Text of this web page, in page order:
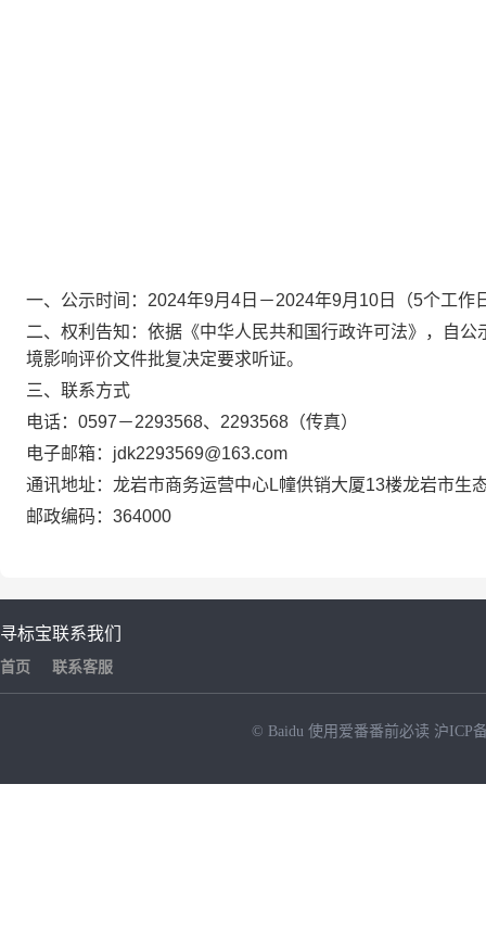
一、公示时间：2024年9月 4 日－2024年9月 10 日（5个工作
二、权利告知：依据《中华人民共和国行政许可法》，自公
境影响评价文件批复决定要求听证。
三、联系方式
电话：0597－2293568、 2293568 （传真）
电子邮箱： jdk2293569@163.com
通讯地址： 龙岩市商务运营中心L幢供销大厦13楼龙岩市生
邮政编码：364000
寻标宝
首页
联系我们
联系客服
© Baidu 使用爱番番前必读 沪ICP